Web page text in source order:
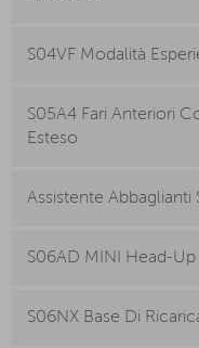
S04VF Modalità
S05A4 Fari Anteriori
Esteso
Assistente Abbaglianti
S06AD MINI Head-Up
S06NX Base Di